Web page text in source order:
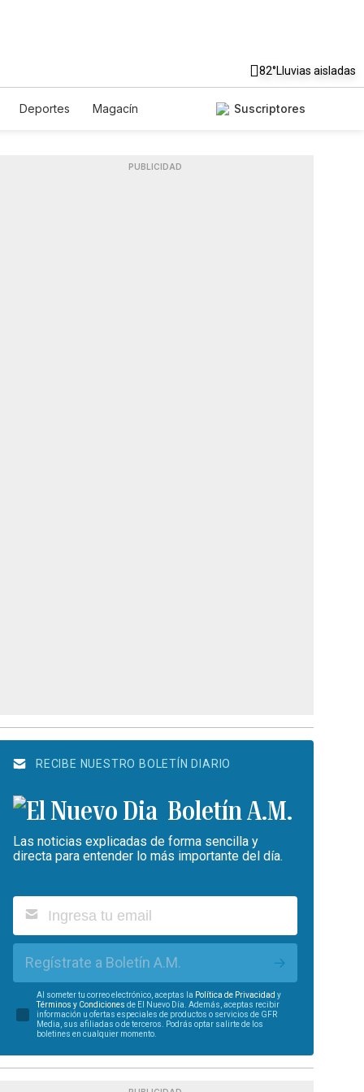
82°Lluvias aisladas
Deportes
Magacín
Suscriptores
PUBLICIDAD
RECIBE NUESTRO BOLETÍN DIARIO
Boletín A.M.
Las noticias explicadas de forma sencilla y
directa para entender lo más importante del día.
Regístrate a Boletín A.M.
Al someter tu correo electrónico, aceptas la Política de Privacidad y
Términos y Condiciones de El Nuevo Día. Además, aceptas recibir
información u ofertas especiales de productos o servicios de GFR
Media, sus afiliadas o de terceros. Podrás optar salirte de los
boletines en cualquier momento.